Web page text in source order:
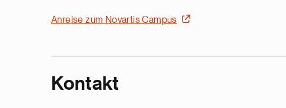
Anreise zum Novartis Campus
Kontakt